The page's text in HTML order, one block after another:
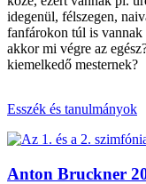
idegenül, félszegen,
fanfárokon túl is vannak
akkor mi végre az
kiemelkedő mesternek?
Esszék és tanulmányok
Anton Bruckner